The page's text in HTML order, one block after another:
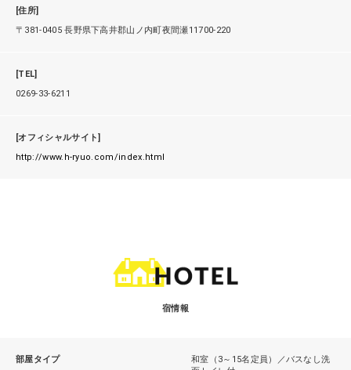
[住所]
〒381-0405 長野県下高井郡山ノ内町夜間瀬11700-220
[TEL]
0269-33-6211
[オフィシャルサイト]
http://www.h-ryuo.com/index.html
宿情報
部屋タイプ
和室（3～15名定員）／バスなし洗